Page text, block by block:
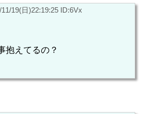
11/19(日)22:19:25 ID:6Vx
抱えてるの？